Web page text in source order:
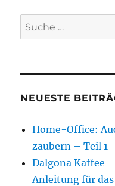
Suche
nach:
NEUESTE
Home-Office:
zaubern – Teil 1
Dalgona Kaffee
Anleitung für